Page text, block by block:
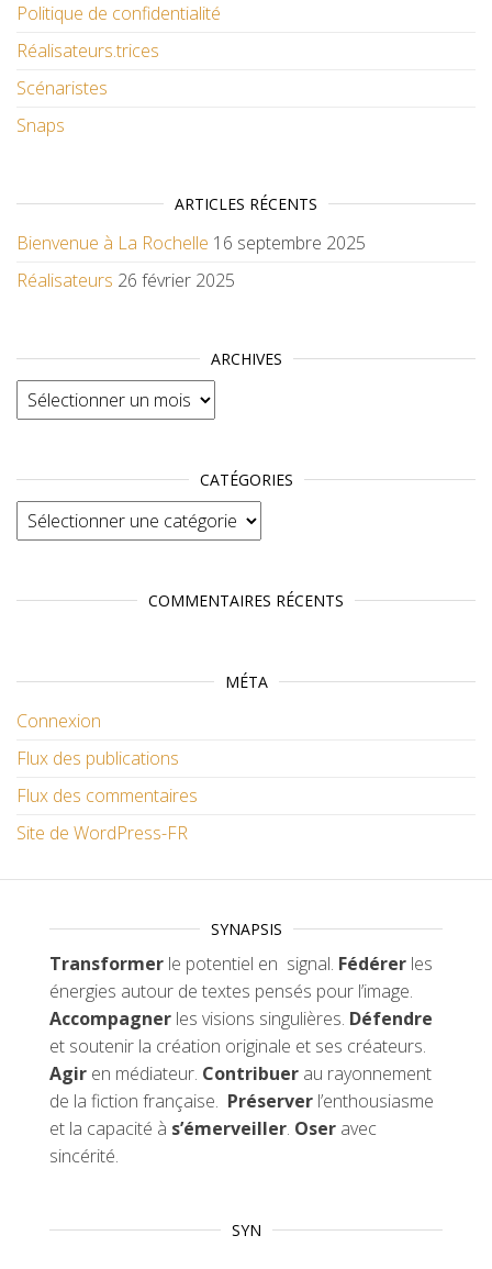
Politique de confidentialité
Réalisateurs.trices
Scénaristes
Snaps
ARTICLES RÉCENTS
Bienvenue à La Rochelle 16 septembre 2025
Réalisateurs 26 février 2025
ARCHIVES
Archives
CATÉGORIES
Catégories
COMMENTAIRES RÉCENTS
MÉTA
Connexion
Flux des publications
Flux des commentaires
Site de WordPress-FR
SYNAPSIS
Transformer le potentiel en signal. Fédérer les
énergies autour de textes pensés pour l’image.
Accompagner les visions singulières. Défendre
et soutenir la création originale et ses créateurs.
Agir en médiateur. Contribuer au rayonnement
de la fiction française. Préserver l’enthousiasme
et la capacité à s’émerveiller. Oser avec
sincérité.
SYN